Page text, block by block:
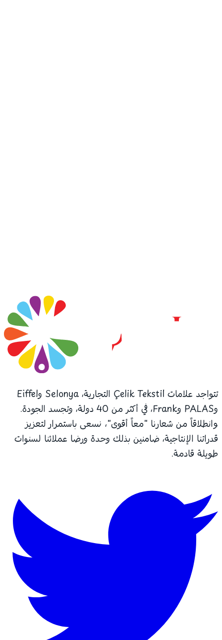
تتواجد علامات Çelik Tekstil التجارية، Selonya وEiffel
وPALAS وFrank، في أكثر من 40 دولة، وتجسد الجودة.
وانطلاقاً من شعارنا "معاً أقوى"، نسعى باستمرار لتعزيز
قدراتنا الإنتاجية، ضامنين بذلك وحدة ورضا عملائنا لسنوات
طويلة قادمة.